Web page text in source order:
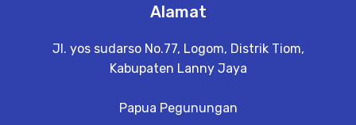
Alamat
Jl. yos sudarso No.77, Logom, Distrik Tiom,
Kabupaten Lanny Jaya
Papua Pegunungan